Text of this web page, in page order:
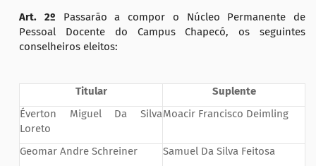
Art. 2º Passarão a compor o Núcleo Permanente de
Pessoal Docente do Campus Chapecó, os seguintes
conselheiros eleitos:
Titular
Suplente
Éverton Miguel Da Silva
Loreto
Moacir Francisco Deimling
Geomar Andre Schreiner
Samuel Da Silva Feitosa